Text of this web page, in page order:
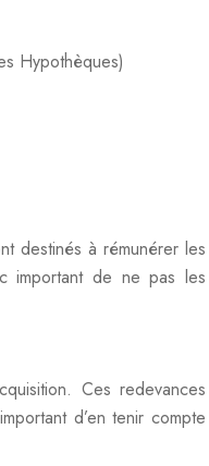
Hypothèques)
destinés à rémunérer les
important de ne pas les
Ces redevances
d’en tenir compte